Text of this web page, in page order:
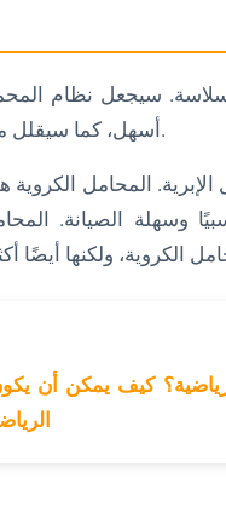
سيجعل نظام
أسهل، كما سيقلل من تآكل الحديد وتلفه.
المحامل الكروية
وسهلة الصيانة.
رياضية؟ كيف يمكن أن